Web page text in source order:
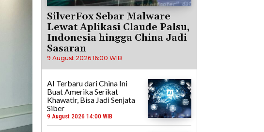
SilverFox Sebar Malware
Lewat Aplikasi Claude Palsu,
Indonesia hingga China Jadi
Sasaran
9 August 2026 16:00 WIB
AI Terbaru dari China Ini
Buat Amerika Serikat
Khawatir, Bisa Jadi Senjata
Siber
9 August 2026 14:00 WIB